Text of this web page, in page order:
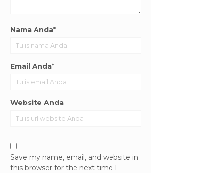
Nama Anda*
Email Anda*
Website Anda
Save my name, email, and website in
this browser for the next time I